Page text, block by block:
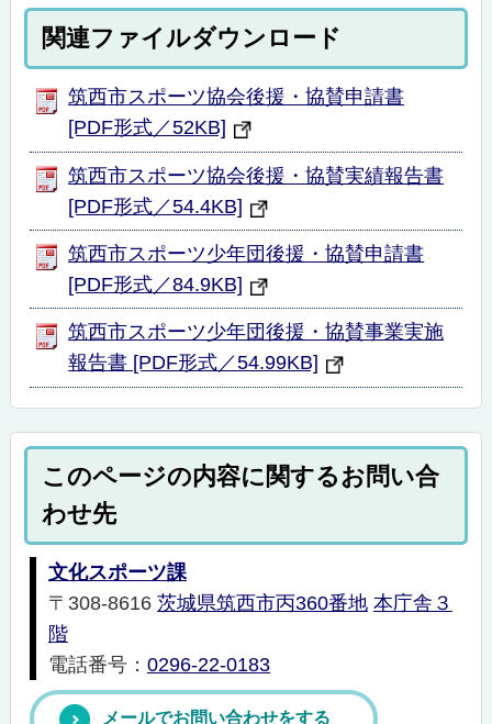
関連ファイルダウンロード
筑西市スポーツ協会後援・協賛申請書
[PDF形式／52KB]
筑西市スポーツ協会後援・協賛実績報告書
[PDF形式／54.4KB]
筑西市スポーツ少年団後援・協賛申請書
[PDF形式／84.9KB]
筑西市スポーツ少年団後援・協賛事業実施
報告書 [PDF形式／54.99KB]
このページの内容に関するお問い合
わせ先
文化スポーツ課
〒308-8616 茨城県筑西市丙360番地 本庁舎３
階
電話番号： 0296-22-0183
メールでお問い合わせをする